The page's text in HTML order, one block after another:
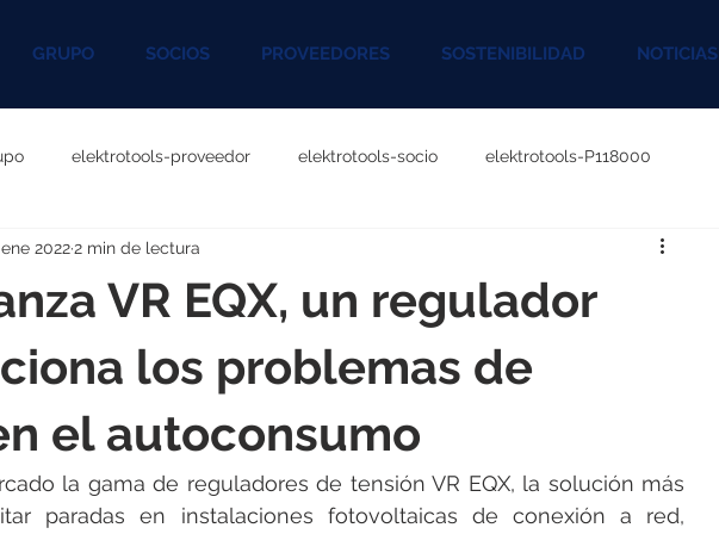
GRUPO SOCIOS PROVEEDORES SOSTENIBILIDAD NOTICIAS
elektrotools-proveedor elektrotools-socio elektrotools-P118000
P060000 elektrotools-P027000
P096000 elektrotools-P041000 elektrotools-P083000
P046000 elektrotools-P121000 elektrotools-P118000
VR EQX, un regulador
los problemas de
el autoconsumo
20222 min de lectura
la gama de reguladores de tensión VR EQX, la solución más
paradas en instalaciones fotovoltaicas de conexión a red,